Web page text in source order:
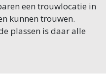
een trouwlocatie in
kunnen trouwen.
plassen is daar alle
Voorhout en